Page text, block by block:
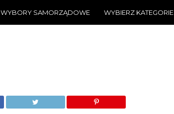
WYBORY SAMORZĄDOWE WYBIERZ KATEGORIE